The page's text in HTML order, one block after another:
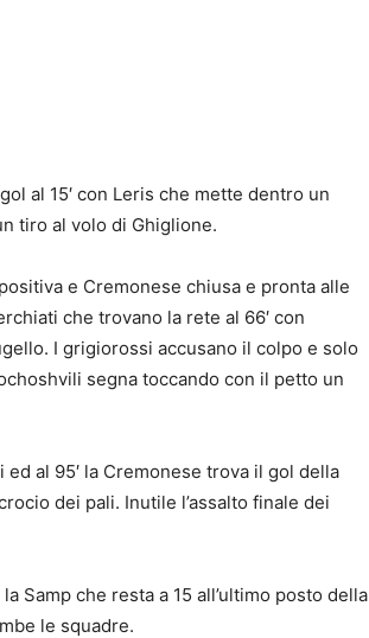
al 15′ con Leris che mette dentro un
tiro al volo di Ghiglione.
e Cremonese chiusa e pronta alle
che trovano la rete al 66′ con
I grigiorossi accusano il colpo e solo
segna toccando con il petto un
al 95′ la Cremonese trova il gol della
dei pali. Inutile l’assalto finale dei
Samp che resta a 15 all’ultimo posto della
le squadre.